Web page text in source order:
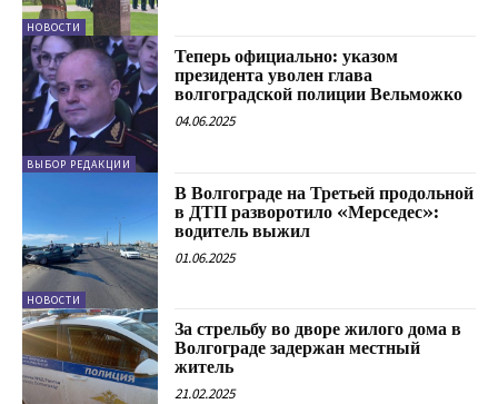
НОВОСТИ
ВЫБОР РЕДАКЦИИ
Теперь официально: указом
президента уволен глава
волгоградской полиции Вельможко
04.06.2025
НОВОСТИ
В Волгограде на Третьей продольной
в ДТП разворотило «Мерседес»:
водитель выжил
01.06.2025
За стрельбу во дворе жилого дома в
Волгограде задержан местный
житель
21.02.2025